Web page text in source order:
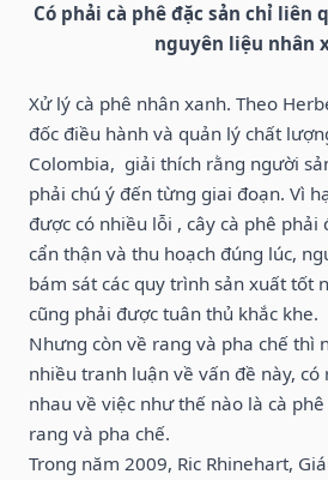
Có phải cà phê đặc sản chỉ liên
nguyên liệu nhân
Xử lý cà phê nhân xanh. Theo
đốc điều hành và quản lý chất
Colombia, giải thích rằng người
phải chú ý đến từng giai đoạn. Vì
được có nhiều lỗi , cây cà phê phải
cẩn thận và thu hoạch đúng lúc,
bám sát các quy trình sản xuất tốt
cũng phải được tuân thủ khắc khe.
Nhưng còn về rang và pha chế thì
nhiều tranh luận về vấn đề này,
nhau về việc như thế nào là cà
rang và pha chế.
Trong năm 2009, Ric Rhinehart,